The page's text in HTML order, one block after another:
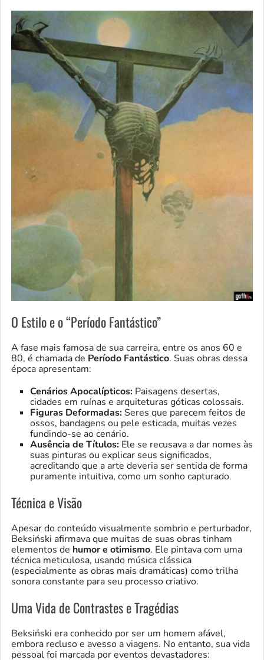
O Estilo e o “Período Fantástico”
A fase mais famosa de sua carreira, entre os anos 60 e
80, é chamada de Período Fantástico. Suas obras dessa
época apresentam:
Cenários Apocalípticos: Paisagens desertas,
cidades em ruínas e arquiteturas góticas colossais.
Figuras Deformadas:Seres que parecem feitos de
ossos, bandagens ou pele esticada, muitas vezes
fundindo-se ao cenário.
Ausência de Títulos: Ele se recusava a dar nomes às
suas pinturas ou explicar seus significados,
acreditando que a arte deveria ser sentida de forma
puramente intuitiva, como um sonho capturado.
Técnica e Visão
Apesar do conteúdo visualmente sombrio e perturbador,
Beksiński afirmava que muitas de suas obras tinham
elementos de humor e otimismo. Ele pintava com uma
técnica meticulosa, usando música clássica
(especialmente as obras mais dramáticas) como trilha
sonora constante para seu processo criativo.
Uma Vida de Contrastes e Tragédias
Beksiński era conhecido por ser um homem afável,
embora recluso e avesso a viagens. No entanto, sua vida
pessoal foi marcada por eventos devastadores: